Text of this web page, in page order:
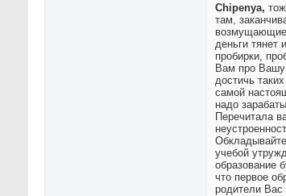
Chipenya,
там,
деньги тянет
пробирки,
Вам про Вашу
достичь
самой
надо
Перечитала
учебой
образование
что первое
родители Вас